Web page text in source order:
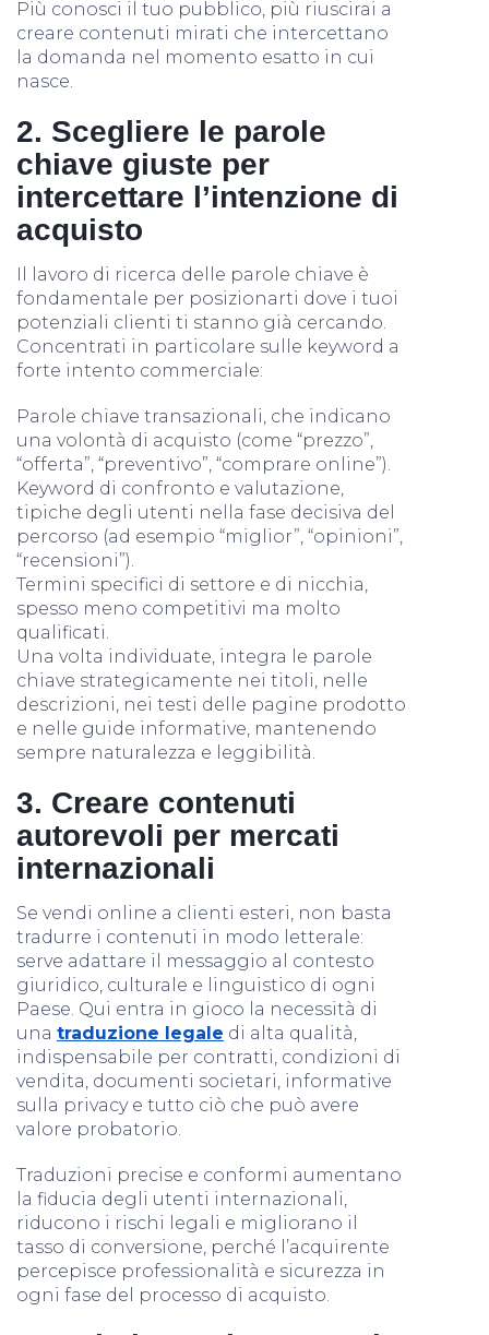
Più conosci il tuo pubblico, più riuscirai a
creare contenuti mirati che intercettano
la domanda nel momento esatto in cui
nasce.
2. Scegliere le parole
chiave giuste per
intercettare l’intenzione di
acquisto
Il lavoro di ricerca delle parole chiave è
fondamentale per posizionarti dove i tuoi
potenziali clienti ti stanno già cercando.
Concentrati in particolare sulle keyword a
forte intento commerciale:
Parole chiave transazionali, che indicano
una volontà di acquisto (come “prezzo”,
“offerta”, “preventivo”, “comprare online”).
Keyword di confronto e valutazione,
tipiche degli utenti nella fase decisiva del
percorso (ad esempio “miglior”, “opinioni”,
“recensioni”).
Termini specifici di settore e di nicchia,
spesso meno competitivi ma molto
qualificati.
Una volta individuate, integra le parole
chiave strategicamente nei titoli, nelle
descrizioni, nei testi delle pagine prodotto
e nelle guide informative, mantenendo
sempre naturalezza e leggibilità.
3. Creare contenuti
autorevoli per mercati
internazionali
Se vendi online a clienti esteri, non basta
tradurre i contenuti in modo letterale:
serve adattare il messaggio al contesto
giuridico, culturale e linguistico di ogni
Paese. Qui entra in gioco la necessità di
una traduzione legale di alta qualità,
indispensabile per contratti, condizioni di
vendita, documenti societari, informative
sulla privacy e tutto ciò che può avere
valore probatorio.
Traduzioni precise e conformi aumentano
la fiducia degli utenti internazionali,
riducono i rischi legali e migliorano il
tasso di conversione, perché l’acquirente
percepisce professionalità e sicurezza in
ogni fase del processo di acquisto.